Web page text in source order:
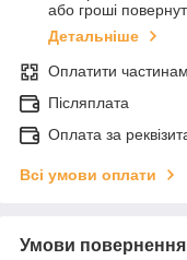
або гроші
Детальніше
Оплатити
Післяплата
Оплата за
Всі умови оплати
Умови повернення